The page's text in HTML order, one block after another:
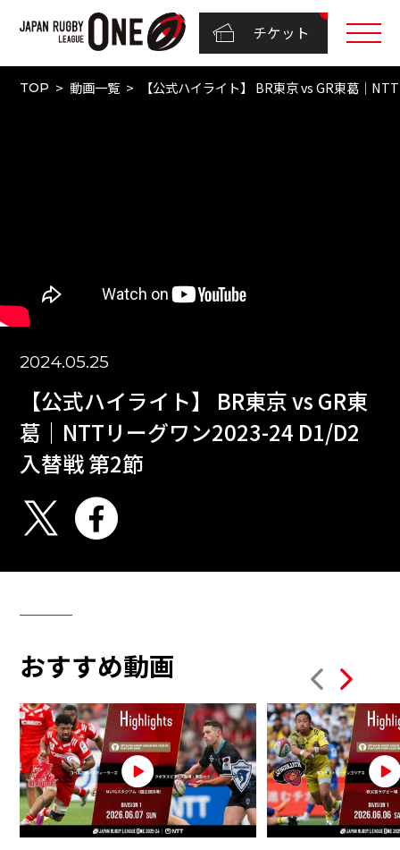
チケット
TOP 動画一覧 【公式ハイライト】 BR東京 vs GR東葛｜
2024.05.25
【公式ハイライト】 BR東京 vs GR東
葛｜NTTリーグワン2023-24 D1/D2
入替戦 第2節
おすすめ動画